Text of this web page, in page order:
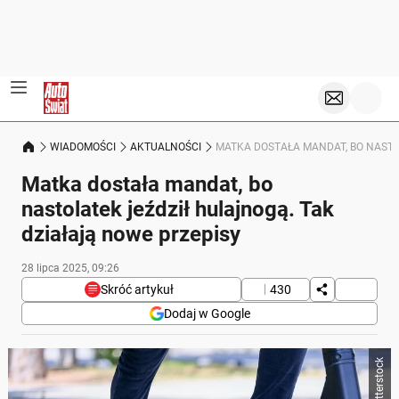
WIADOMOŚCI AKTUALNOŚCI MATKA DOSTAŁA MANDAT, BO
Matka dostała mandat, bo
nastolatek jeździł hulajnogą. Tak
działają nowe przepisy
28 lipca 2025, 09:26
Skróć artykuł
430
Dodaj w Google
Poniżej streszczenie artykułu:
Skrót przygotowany przez Onet Czat z AI, może zawierać błędy.
Policjanci w Świeciu ukarali matkę 13-latka, który